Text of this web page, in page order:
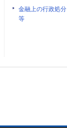
金融上の行政処分
等